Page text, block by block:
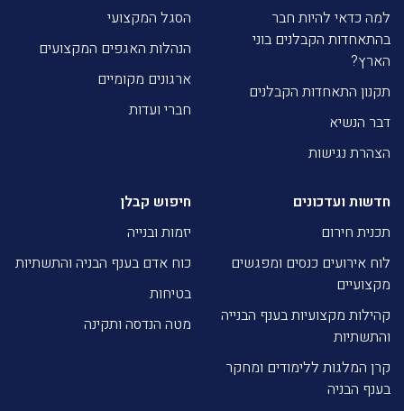
למה כדאי להיות חבר
בהתאחדות הקבלנים בוני
הארץ?
תקנון התאחדות הקבלנים
דבר הנשיא
הצהרת נגישות
הסגל המקצועי
הנהלות האגפים המקצועים
ארגונים מקומיים
חברי ועדות
חדשות ועדכונים
תכנית חירום
לוח אירועים כנסים ומפגשים
מקצועיים
קהילות מקצועיות בענף הבנייה
והתשתיות
קרן המלגות ללימודים ומחקר
בענף הבניה
חיפוש קבלן
יזמות ובנייה
כוח אדם בענף הבניה והתשתיות
בטיחות
מטה הנדסה ותקינה